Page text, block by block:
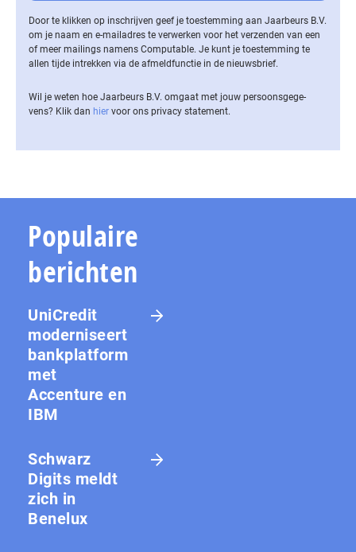
Door te klikken op inschrijven geef je toestemming aan Jaarbeurs B.V.
om je naam en e-mailadres te verwerken voor het verzenden van een
of meer mailings namens Computable. Je kunt je toestemming te
allen tijde intrekken via de af­meld­func­tie in de nieuwsbrief.
Wil je weten hoe Jaarbeurs B.V. omgaat met jouw per­soons­ge­ge­
vens? Klik dan hier voor ons privacy statement.
Populaire
berichten
UniCredit
moderniseert
bankplatform
met
Accenture en
IBM
Schwarz
Digits meldt
zich in
Benelux